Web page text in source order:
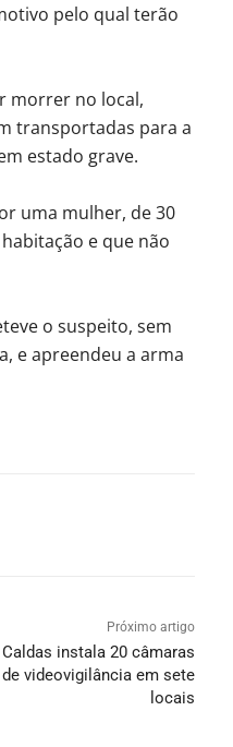
pelo qual terão
morrer no local,
transportadas para a
estado grave.
uma mulher, de 30
e que não
o suspeito, sem
e apreendeu a arma
Próximo artigo
Caldas instala 20 câmaras
de videovigilância em sete
locais